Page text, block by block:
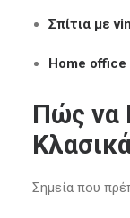
Σπίτια με
Home
Πώς να
Σημεία που